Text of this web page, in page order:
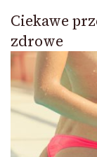
Ciekawe
zdrowe